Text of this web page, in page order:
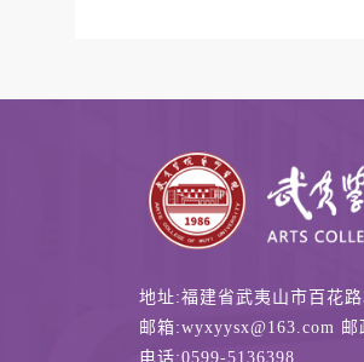
地址:福建省武夷山市
邮箱:wyxyysx@163.com 邮
电话:0599-5136398